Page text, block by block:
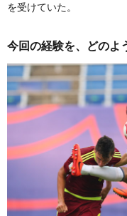
を受けていた。
今回の経験を、どのよ